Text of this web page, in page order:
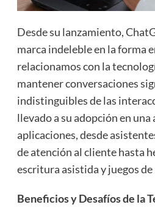
Desde su lanzamiento,
marca indeleble en la forma
relacionamos con la
mantener conversaciones
indistinguibles de las
llevado a su adopción en una
aplicaciones, desde
de atención al cliente hasta
escritura asistida y juegos de
Beneficios y Desafíos de la